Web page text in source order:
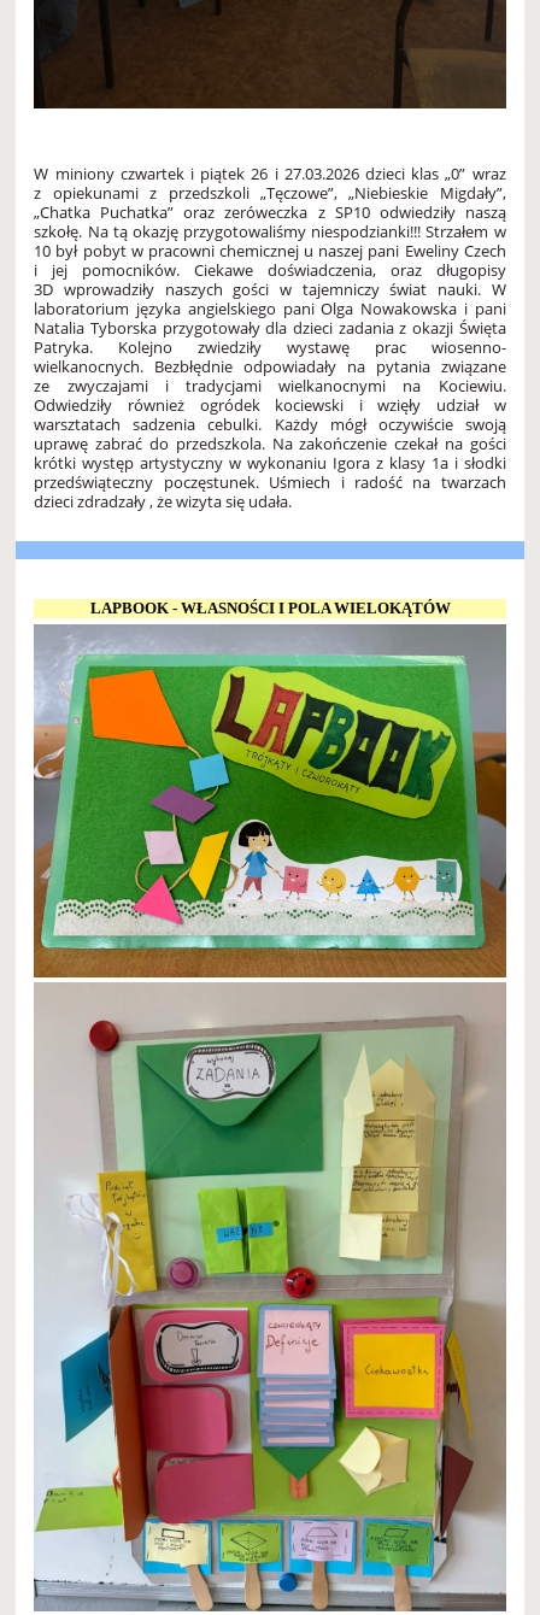
W miniony czwartek i piątek 26 i 27.03.2026 dzieci klas „0” wraz
z opiekunami z przedszkoli „Tęczowe”, „Niebieskie Migdały”,
„Chatka Puchatka” oraz zeróweczka z SP10 odwiedziły naszą
szkołę. Na tą okazję przygotowaliśmy niespodzianki!!! Strzałem w
10 był pobyt w pracowni chemicznej u naszej pani Eweliny Czech
i jej pomocników. Ciekawe doświadczenia, oraz długopisy
3D wprowadziły naszych gości w tajemniczy świat nauki. W
laboratorium języka angielskiego pani Olga Nowakowska i pani
Natalia Tyborska przygotowały dla dzieci zadania z okazji Święta
Patryka. Kolejno zwiedziły wystawę prac wiosenno-
wielkanocnych. Bezbłędnie odpowiadały na pytania związane
ze zwyczajami i tradycjami wielkanocnymi na Kociewiu.
Odwiedziły również ogródek kociewski i wzięły udział w
warsztatach sadzenia cebulki. Każdy mógł oczywiście swoją
uprawę zabrać do przedszkola. Na zakończenie czekał na gości
krótki występ artystyczny w wykonaniu Igora z klasy 1a i słodki
przedświąteczny poczęstunek. Uśmiech i radość na twarzach
dzieci zdradzały , że wizyta się udała.
LAPBOOK - WŁASNOŚCI I POLA WIELOKĄTÓW